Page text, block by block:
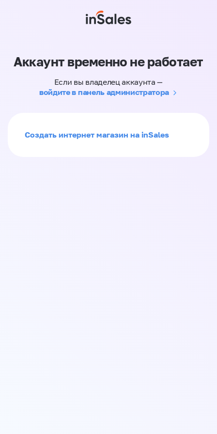
Аккаунт временно не работает
Если вы владелец аккаунта —
войдите в панель администратора
Создать интернет магазин на inSales